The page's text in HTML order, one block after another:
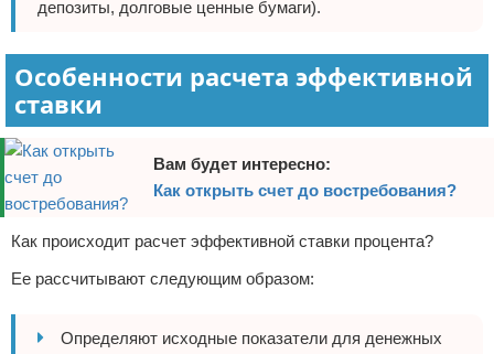
депозиты, долговые ценные бумаги).
Особенности расчета эффективной
ставки
Вам будет интересно:
Как открыть счет до востребования?
Как происходит расчет эффективной ставки процента?
Ее рассчитывают следующим образом:
Определяют исходные показатели для денежных